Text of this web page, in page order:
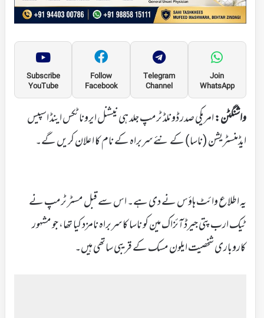
Join
WhatsApp
Telegram
Channel
Follow
Facebook
Subscribe
YouTube
واشنگٹن:امریکی صدر ڈونلڈ ٹرمپ جلد ہی نیشنل ایروناٹکس اینڈ اسپیس
ایڈمنسٹریشن (ناسا) کے نئے سربراہ کے نام کا اعلان کریں گے۔
یہ اطلاع وائٹ ہاؤس نے دی ہے۔ اس سے قبل مسٹر ٹرمپ نے
ٹیک ارب پتی جیرڈ آئزاک مین کو ناسا کا سربراہ نامزد کیا تھا، جو مشہور
کاروباری شخصیت ایلون مسک کے قریبی ساتھی ہیں۔